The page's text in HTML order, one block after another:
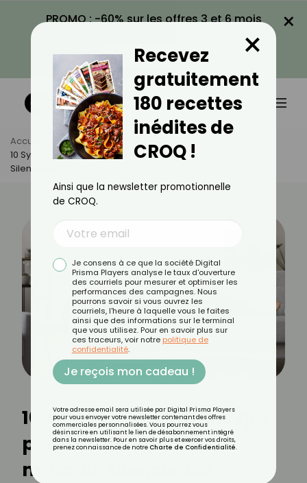
PROMO : -60% sur les offres 3 et 6 mois
VOIR LA PROMO
×
Accueil Actus
Santé
10 Symptômes Banals Qui Peuvent Révéler Une Maladie
Silencieuse
10 symptômes banals qui
peuvent révéler une
maladie silencieuse
Recevez
gratuitement
180 recettes
inédites de
CROQ !
×
Ainsi que la newsletter promotionnelle
de CROQ.
Je consens à ce que la société Digital
Prisma Players analyse le taux d'ouverture
des courriels pour mesurer et optimiser les
performances des campagnes. Nous
pourrons savoir si vous ouvrez les
courriels, l'heure à laquelle vous le faites
ainsi que des informations sur le terminal
que vous utilisez. Pour en savoir plus sur
ces traceurs, voir notre politique de
confidentialité.
Je reçois mon cadeau !
Votre adresse email sera utilisée par Digital Prisma Players
pour vous envoyer votre newsletter contenant des offres
commerciales personnalisées. Vous pourrez vous
désinscrire en utilisant le lien de désabonnement intégré
dans la newsletter. Pour en savoir plus et exercer vos droits,
prenez connaissance de notre Charte de Confidentialité.